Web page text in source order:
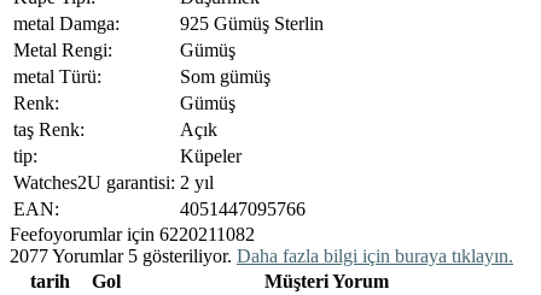
metal Damga:
925 Gümüş Sterlin
Metal Rengi:
Gümüş
metal Türü:
Som gümüş
Renk:
Gümüş
taş Renk:
Açık
tip:
Küpeler
Watches2U garantisi: 2 yıl
EAN:
4051447095766
Feefoyorumlar için 6220211082
2077 Yorumlar 5 gösteriliyor. Daha fazla bilgi için buraya tıklayın.
tarih
Gol
Müşteri Yorum